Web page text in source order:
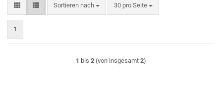
Sortieren nach
Sortieren nach 30 pro Seite
pro Seite
1
1 bis 2 (von insgesamt 2)